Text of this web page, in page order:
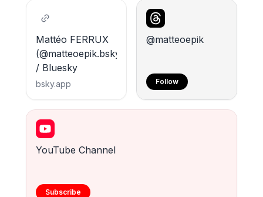
Mattéo FERRUX
(@matteoepik.bsky.social)
/ Bluesky
bsky.app
@matteoepik
Follow
YouTube Channel
Subscribe